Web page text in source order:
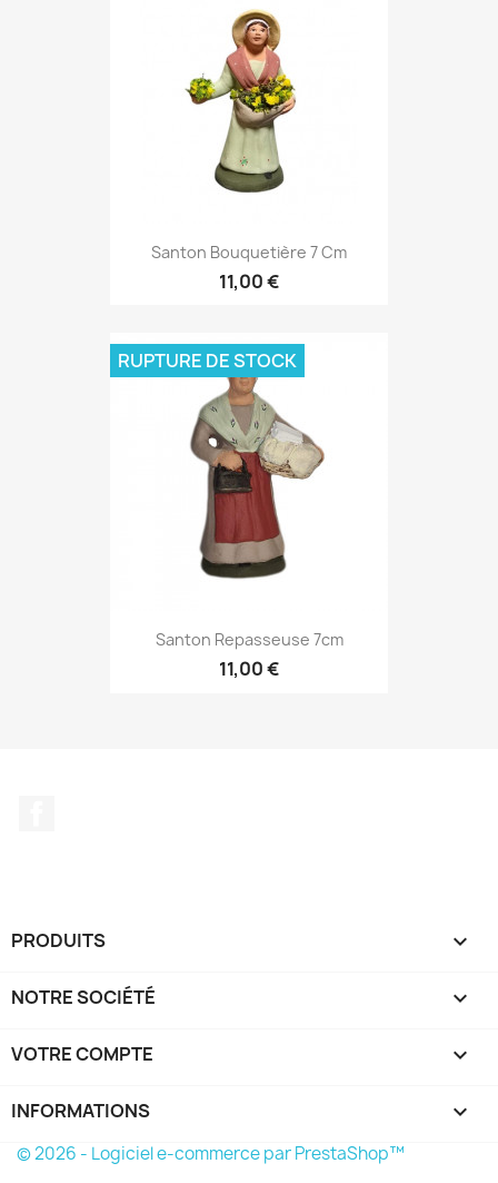
Santon Bouquetière 7 Cm
11,00 €
Santon Repasseuse 7cm
11,00 €
RUPTURE DE STOCK
PRODUITS 
NOTRE SOCIÉTÉ 
VOTRE COMPTE 
INFORMATIONS keyboard_arrow_down
© 2026 - Logiciel e-commerce par PrestaShop™